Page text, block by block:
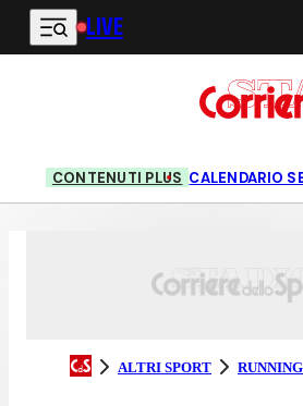
Vai al contenuto principale
LIVE
CONTENUTI PLUS CALENDARIO
ALTRI SPORT RUNNING